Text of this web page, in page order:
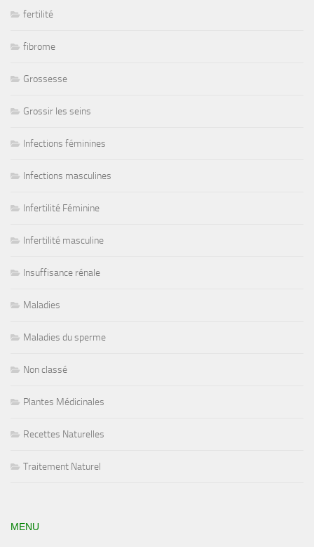
fertilité
fibrome
Grossesse
Grossir les seins
Infections féminines
Infections masculines
Infertilité Féminine
Infertilité masculine
Insuffisance rénale
Maladies
Maladies du sperme
Non classé
Plantes Médicinales
Recettes Naturelles
Traitement Naturel
MENU